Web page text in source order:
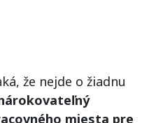
že nejde o žiadnu
miesta pre